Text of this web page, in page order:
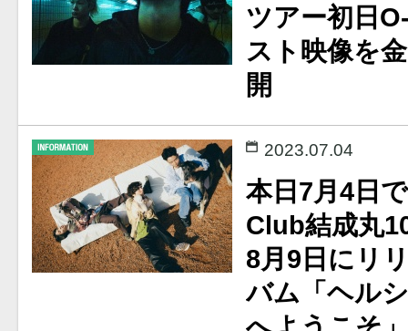
ツアー初日
スト映像を
開
2023.07.04
本日7月4日
Club結成丸
8月9日にリ
バム「ヘル